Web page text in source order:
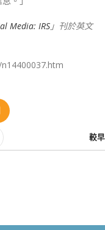
Media: IRS 」刊於英文
較早